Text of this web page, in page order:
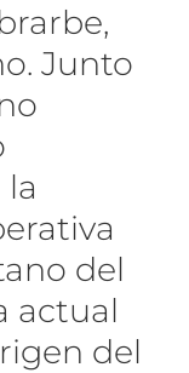
Junto
del
actual
del